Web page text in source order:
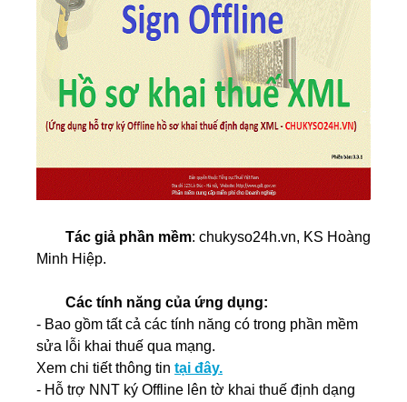
Tác giả phần mềm: chukyso24h.vn, KS Hoàng
Minh Hiệp.
Các tính năng của ứng dụng:
- Bao gồm tất cả các tính năng có trong phần mềm
sửa lỗi khai thuế qua mạng.
Xem chi tiết thông tin tại đây.
- Hỗ trợ NNT ký Offline lên tờ khai thuế định dạng